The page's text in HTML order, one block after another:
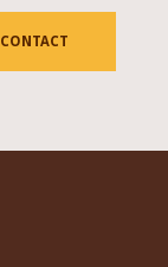
CONTACT